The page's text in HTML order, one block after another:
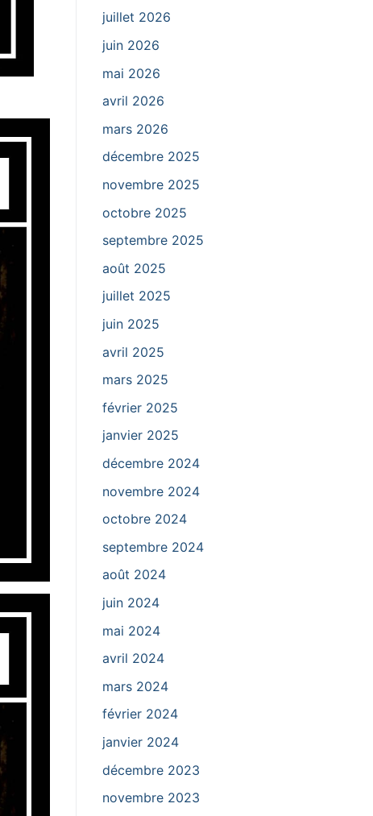
juillet 2026
juin 2026
mai 2026
avril 2026
mars 2026
décembre 2025
novembre 2025
octobre 2025
septembre 2025
août 2025
juillet 2025
juin 2025
avril 2025
mars 2025
février 2025
janvier 2025
décembre 2024
novembre 2024
octobre 2024
septembre 2024
août 2024
juin 2024
mai 2024
avril 2024
mars 2024
février 2024
janvier 2024
décembre 2023
novembre 2023